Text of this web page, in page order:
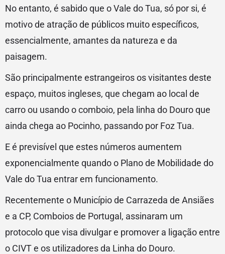
No entanto, é sabido que o Vale do Tua, só por si, é
motivo de atração de públicos muito específicos,
essencialmente, amantes da natureza e da
paisagem.
São principalmente estrangeiros os visitantes deste
espaço, muitos ingleses, que chegam ao local de
carro ou usando o comboio, pela linha do Douro que
ainda chega ao Pocinho, passando por Foz Tua.
E é previsível que estes números aumentem
exponencialmente quando o Plano de Mobilidade do
Vale do Tua entrar em funcionamento.
Recentemente o Município de Carrazeda de Ansiães
e a CP, Comboios de Portugal, assinaram um
protocolo que visa divulgar e promover a ligação entre
o CIVT e os utilizadores da Linha do Douro.